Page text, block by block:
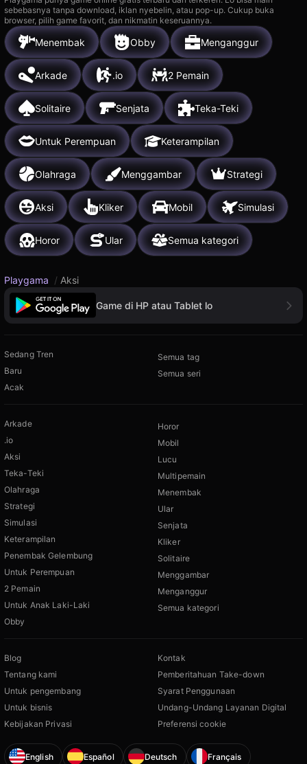
sebebasnya tanpa download, iklan nyebelin, atau pop-up. Cukup buka
browser, pilih game favorit, dan nikmatin keseruannya.
Menembak Obby Menganggur
Arkade .io 2 Pemain
Solitaire Senjata Teka-Teki
Untuk Perempuan Keterampilan
Olahraga Menggambar Strategi
Aksi Kliker Mobil Simulasi
Horor Ular Semua kategori
Playgama / Aksi
Game di HP atau Tablet lo
Sedang Tren
Baru
Acak
Semua tag
Semua seri
Arkade
.io
Aksi
Teka-Teki
Olahraga
Strategi
Simulasi
Keterampilan
Penembak Gelembung
Untuk Perempuan
2 Pemain
Untuk Anak Laki-Laki
Obby
Horor
Mobil
Lucu
Multipemain
Menembak
Ular
Senjata
Kliker
Solitaire
Menggambar
Menganggur
Semua kategori
Blog
Tentang kami
Untuk pengembang
Untuk bisnis
Kebijakan Privasi
Kontak
Pemberitahuan Take-down
Syarat Penggunaan
Undang-Undang Layanan Digital
Preferensi cookie
English Español Deutsch Français